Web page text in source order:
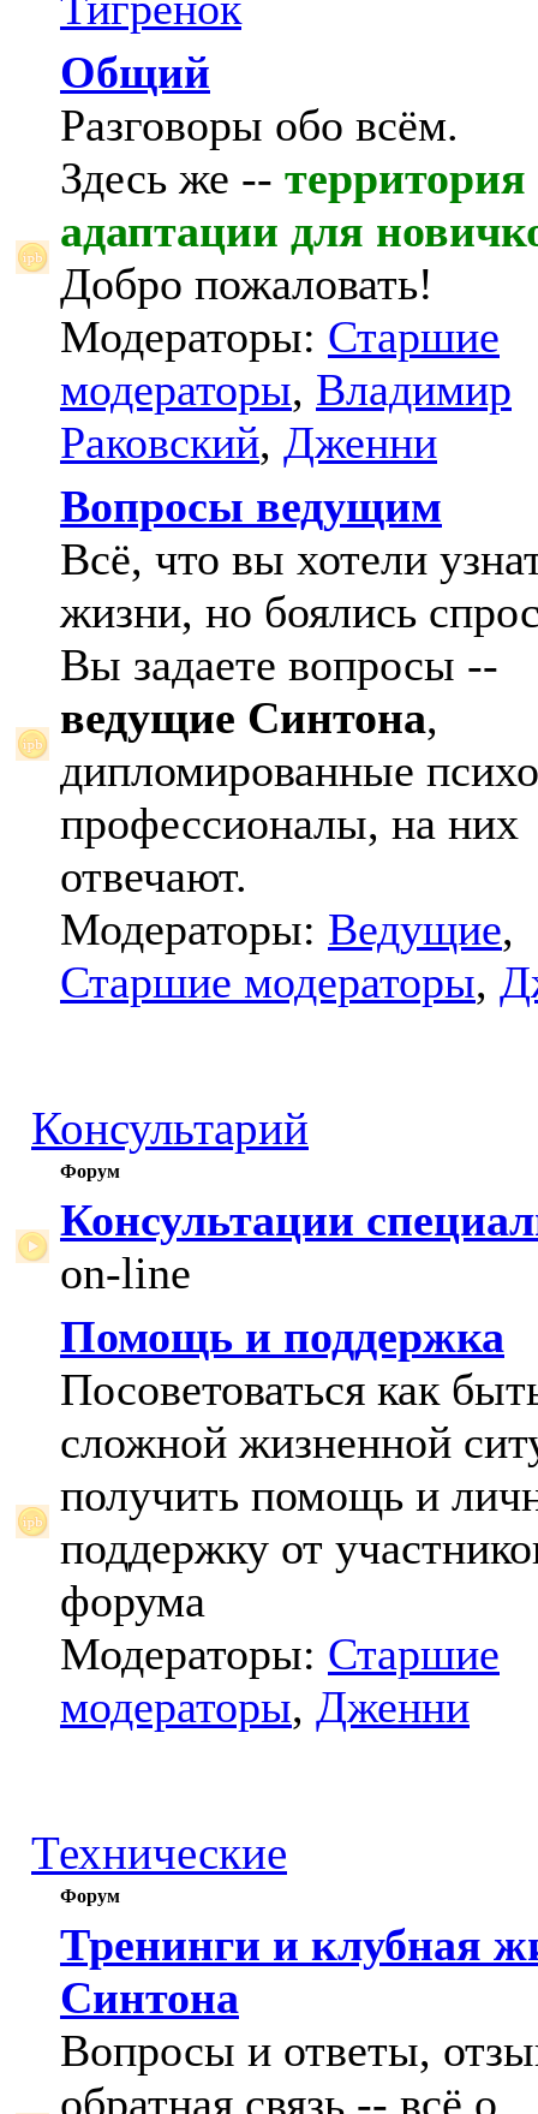
Общий
Разговоры обо всём.
Здесь же -- территория
адаптации для
Добро пожаловать!
Модераторы: Старшие
модераторы, Владимир
Раковский, Дженни
Вопросы ведущим
Всё, что вы хотели
жизни, но боялись
Вы задаете вопросы --
ведущие Синтона,
дипломированные
профессионалы, на них
отвечают.
Модераторы: Ведущие,
Старшие модераторы,
Консультарий
Форум
Консультации
on-line
Помощь и поддержка
Посоветоваться как
сложной жизненной
получить помощь и
поддержку от
форума
Модераторы: Старшие
модераторы, Дженни
Технические
Форум
Тренинги и клубная
Синтона
Вопросы и ответы,
обратная связь -- всё о